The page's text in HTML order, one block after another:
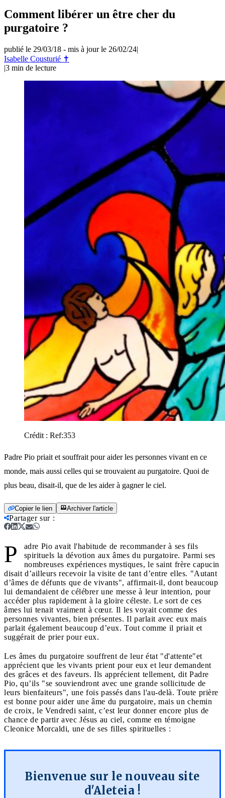
Comment libérer un être cher du
purgatoire ?
publié le 29/03/18 - mis à jour le 26/02/24|
Isabelle Cousturié ✝
|3 min de lecture
Crédit : Ref:353
Padre Pio priait et souffrait pour aider les personnes vivant en ce
monde, mais aussi celles qui se trouvaient au purgatoire. Quoi de
plus beau, disait-il, que de les aider à gagner le ciel.
Copier le lien Archiver l'article
Partager sur:
P
adre Pio avait l'habitude de recommander à ses fils
spirituels la dévotion aux âmes du purgatoire. Parmi ses
nombreuses expériences mystiques, le saint frère capucin
disait d’ailleurs recevoir la visite de tant d’entre elles. "Autant
d’âmes de défunts que de vivants", affirmait-il, dont beaucoup
lui demandaient de célébrer une messe à leur intention, pour
accéder plus rapidement à la gloire céleste. Le sort de ces
âmes lui tenait vraiment à cœur. Il les voyait comme des
personnes vivantes, bien présentes. Il parlait avec eux mais
parlait également beaucoup d’eux. Tout comme il priait et
suggérait de prier pour eux.
Les âmes du purgatoire souffrent de leur état "d'attente"et
apprécient que les vivants prient pour eux et leur demandent
des grâces et des faveurs. Ils apprécient tellement, dit Padre
Pio, qu’ils "se souviendront avec une grande sollicitude de
leurs bienfaiteurs", une fois passés dans l'au-delà. Toute prière
est bonne pour aider une âme du purgatoire, mais un chemin
de croix, le Vendredi saint, c’est leur donner encore plus de
chance de partir avec Jésus au ciel, comme en témoigne
Cleonice Morcaldi, une de ses filles spirituelles :
Bienvenue sur le nouveau site
d'Aleteia !